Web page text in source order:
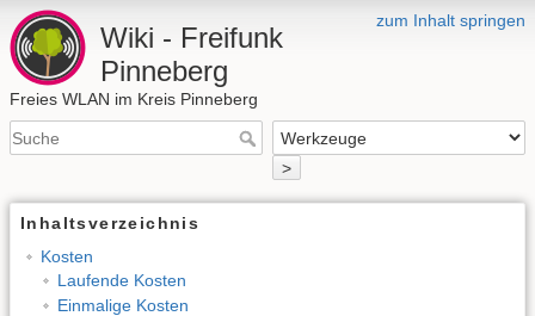
zum Inhalt springen
Wiki - Freifunk
Pinneberg
Freies WLAN im Kreis Pinneberg
>
Inhaltsverzeichnis
Kosten
Laufende Kosten
Einmalige Kosten